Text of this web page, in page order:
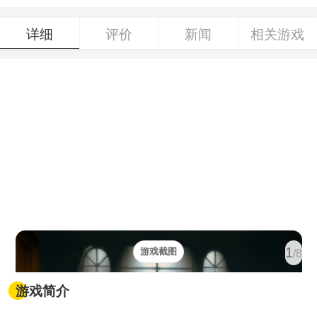
详细 评价 新闻 相关游戏
1/8
游戏截图
游戏简介